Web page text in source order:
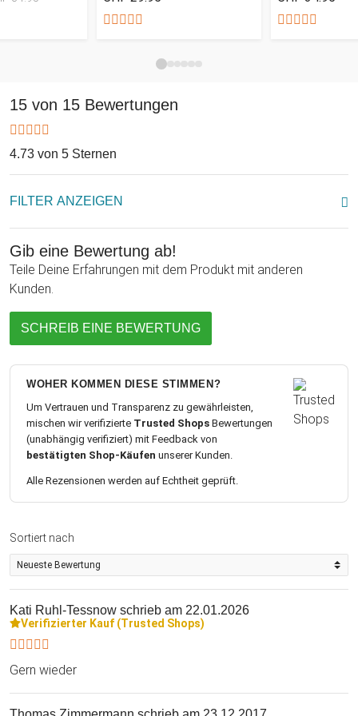
Geburtstag, Jahrestag, Weihnachten und Vielem mehr.
15 von 15 Bewertungen
4.73 von 5 Sternen
FILTER ANZEIGEN
Gib eine Bewertung ab!
Teile Deine Erfahrungen mit dem Produkt mit anderen
Kunden.
SCHREIB EINE BEWERTUNG
WOHER KOMMEN DIESE STIMMEN?
Um Vertrauen und Transparenz zu gewährleisten,
mischen wir verifizierte Trusted Shops Bewertungen
(unabhängig verifiziert) mit Feedback von
bestätigten Shop-Käufen unserer Kunden.
Alle Rezensionen werden auf Echtheit geprüft.
Sortiert nach
Kati Ruhl-Tessnow schrieb am 22.01.2026
Verifizierter Kauf (Trusted Shops)
Gern wieder